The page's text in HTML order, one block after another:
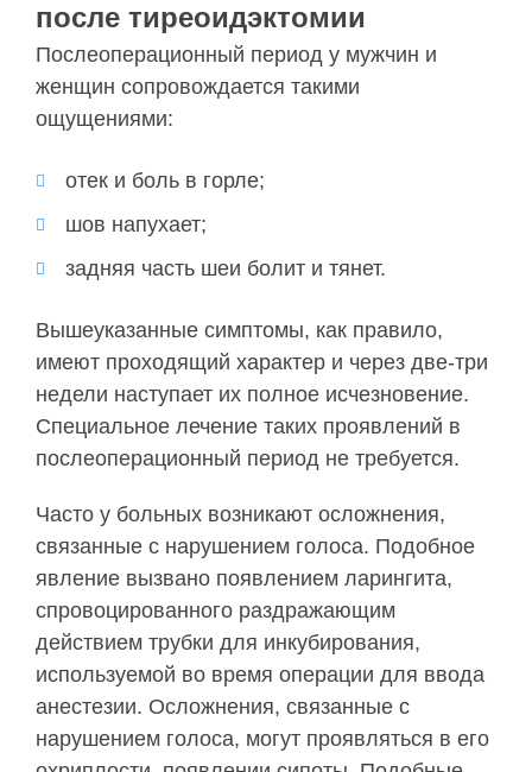
после тиреоидэктомии
Послеоперационный период у мужчин и
женщин сопровождается такими
ощущениями:
отек и боль в горле;
шов напухает;
задняя часть шеи болит и тянет.
Вышеуказанные симптомы, как правило,
имеют проходящий характер и через две-три
недели наступает их полное исчезновение.
Специальное лечение таких проявлений в
послеоперационный период не требуется.
Часто у больных возникают осложнения,
связанные с нарушением голоса. Подобное
явление вызвано появлением ларингита,
спровоцированного раздражающим
действием трубки для инкубирования,
используемой во время операции для ввода
анестезии. Осложнения, связанные с
нарушением голоса, могут проявляться в его